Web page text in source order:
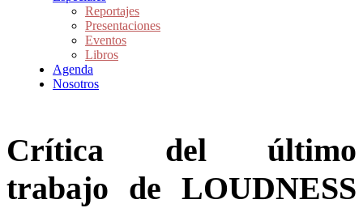
Reportajes
Presentaciones
Eventos
Libros
Agenda
Nosotros
Crítica del último
trabajo de LOUDNESS